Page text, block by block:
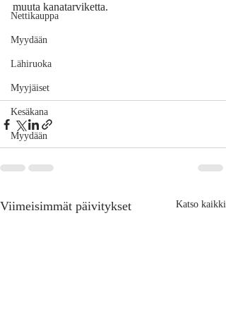
Nettikauppa
Myydään
Lähiruoka
Myyjäiset
Kesäkana
Myydään
muuta kanatarviketta.
Viimeisimmät päivitykset Katso kaikki